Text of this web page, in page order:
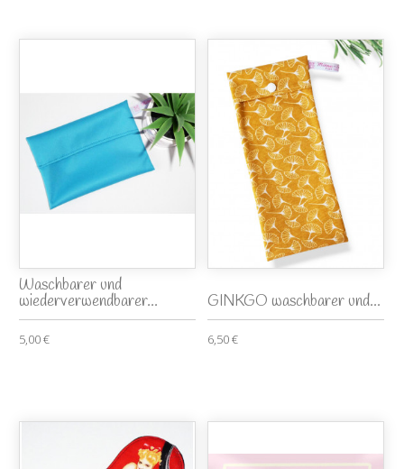
Waschbarer und
wiederverwendbarer...
5,00 €
GINKGO waschbarer und...
6,50 €